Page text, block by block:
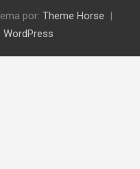
por: Theme Horse
WordPress